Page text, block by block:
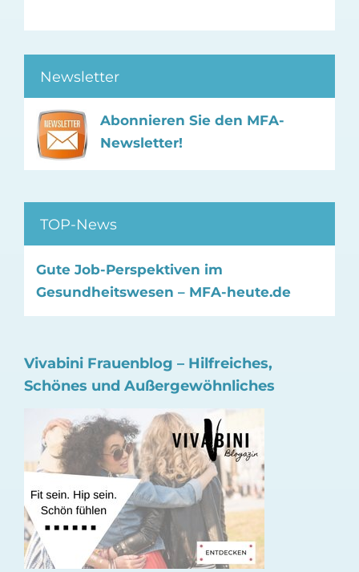
Newsletter
Abonnieren Sie den MFA-
Newsletter!
TOP-News
Gute Job-Perspektiven im
Gesundheitswesen – MFA-heute.de
Vivabini Frauenblog – Hilfreiches,
Schönes und Außergewöhnliches